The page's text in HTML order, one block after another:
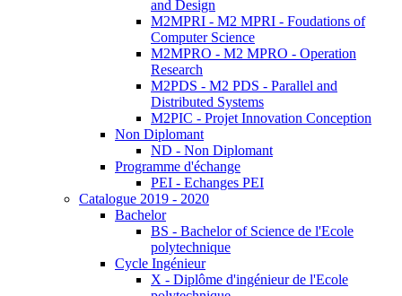
and Design
M2MPRI - M2 MPRI - Foudations of
Computer Science
M2MPRO - M2 MPRO - Operation
Research
M2PDS - M2 PDS - Parallel and
Distributed Systems
M2PIC - Projet Innovation Conception
Non Diplomant
ND - Non Diplomant
Programme d'échange
PEI - Echanges PEI
Catalogue 2019 - 2020
Bachelor
BS - Bachelor of Science de l'Ecole
polytechnique
Cycle Ingénieur
X - Diplôme d'ingénieur de l'Ecole